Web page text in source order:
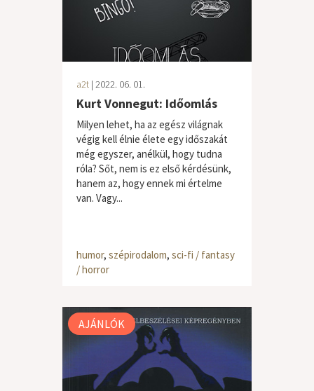
a2t | 2022. 06. 01.
Kurt Vonnegut: Időomlás
Milyen lehet, ha az egész világnak
végig kell élnie élete egy időszakát
még egyszer, anélkül, hogy tudna
róla? Sőt, nem is ez első kérdésünk,
hanem az, hogy ennek mi értelme
van. Vagy...
humor, szépirodalom, sci-fi / fantasy
/ horror
AJÁNLÓK